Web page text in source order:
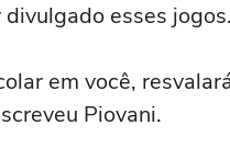
esses jogos.
em você,
Piovani.